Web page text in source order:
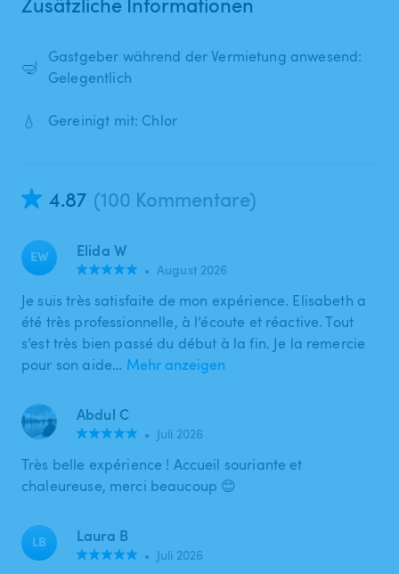
🤿
Gastgeber während der Vermietung anwesend:
Gelegentlich
💧 Gereinigt mit: Chlor
4.87 (100 Kommentare)
EW Elida W
• August 2026
Je suis très satisfaite de mon expérience. Elisabeth a
été très professionnelle, à l’écoute et réactive. Tout
s’est très bien passé du début à la fin. Je la remercie
pour son aide… Mehr anzeigen
Abdul C
• Juli 2026
Très belle expérience ! Accueil souriante et
chaleureuse, merci beaucoup 😊
LB Laura B
• Juli 2026